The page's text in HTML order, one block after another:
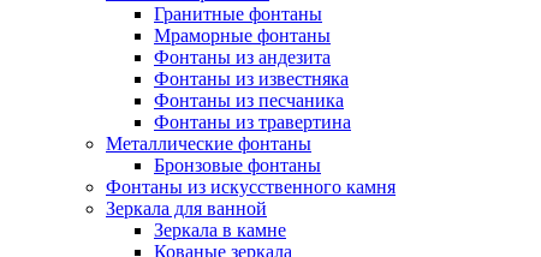
Гранитные фонтаны
Мраморные фонтаны
Фонтаны из андезита
Фонтаны из известняка
Фонтаны из песчаника
Фонтаны из травертина
Металлические фонтаны
Бронзовые фонтаны
Фонтаны из искусственного камня
Зеркала для ванной
Зеркала в камне
Кованые зеркала